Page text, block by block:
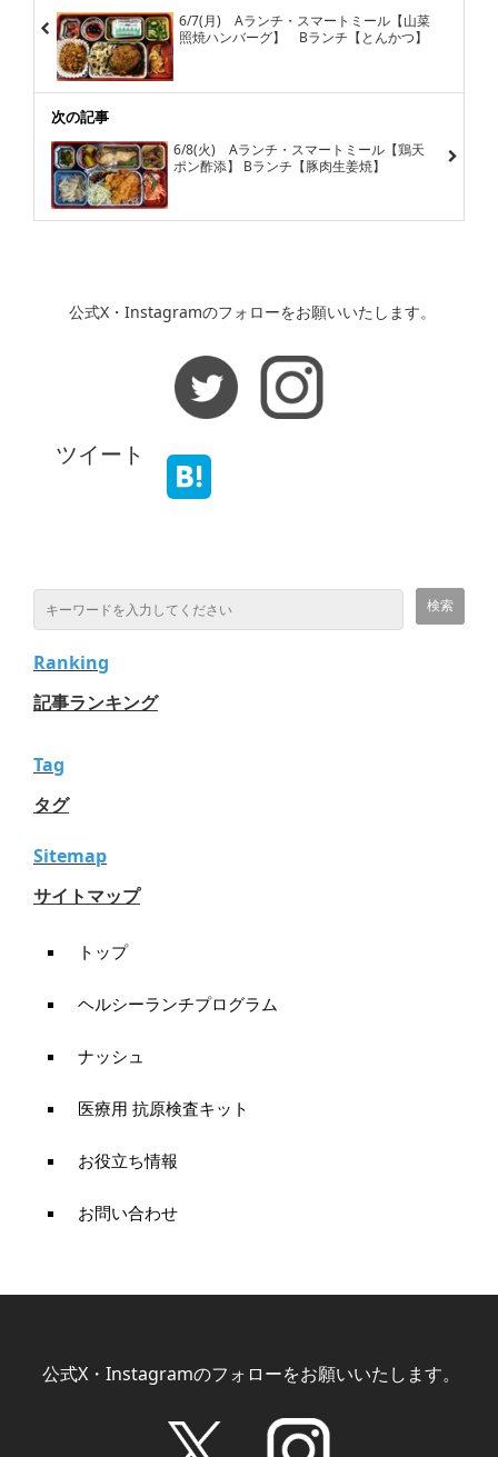
6/7(月) Aランチ・スマートミール【山菜
照焼ハンバーグ】 Bランチ【とんかつ】
次の記事
6/8(火) Aランチ・スマートミール【鶏天
ポン酢添】 Bランチ【豚肉生姜焼】
公式X・Instagramのフォローをお願いいたします。
ツイート
Ranking
記事ランキング
Tag
タグ
Sitemap
サイトマップ
トップ
ヘルシーランチプログラム
ナッシュ
医療用 抗原検査キット
お役立ち情報
お問い合わせ
公式X・Instagramのフォローをお願いいたします。